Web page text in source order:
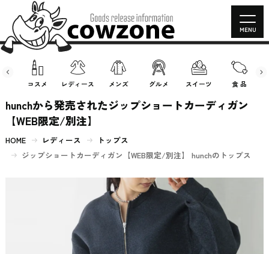
コスメ レディース メンズ グルメ スイーツ 食 品
MENU
hunchから発売されたジップショートカーディガン
【WEB限定/別注】
HOME レディース
トップス
ジップショートカーディガン【WEB限定/別注】 hunchのトップス